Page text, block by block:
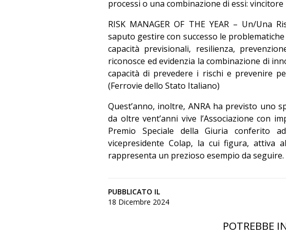
processi o una combinazione di essi:
RISK MANAGER OF THE YEAR – Un/
saputo gestire con successo le
capacità previsionali, resilienza,
riconosce ed evidenzia la combinazione di
capacità di prevedere i rischi e prevenire
(Ferrovie dello Stato Italiano)
Quest’anno, inoltre, ANRA ha previsto uno
da oltre vent’anni vive l’Associazione con
Premio Speciale della Giuria conferito
vicepresidente Colap, la cui figura, attiva
rappresenta un prezioso esempio da seguire.
PUBBLICATO IL
18 Dicembre 2024
POTREBBE